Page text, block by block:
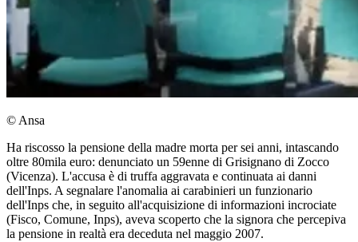
© Ansa
Ha riscosso la pensione della madre morta per sei anni, intascando
oltre 80mila euro: denunciato un 59enne di Grisignano di Zocco
(Vicenza). L'accusa è di truffa aggravata e continuata ai danni
dell'Inps. A segnalare l'anomalia ai carabinieri un funzionario
dell'Inps che, in seguito all'acquisizione di informazioni incrociate
(Fisco, Comune, Inps), aveva scoperto che la signora che percepiva
la pensione in realtà era deceduta nel maggio 2007.